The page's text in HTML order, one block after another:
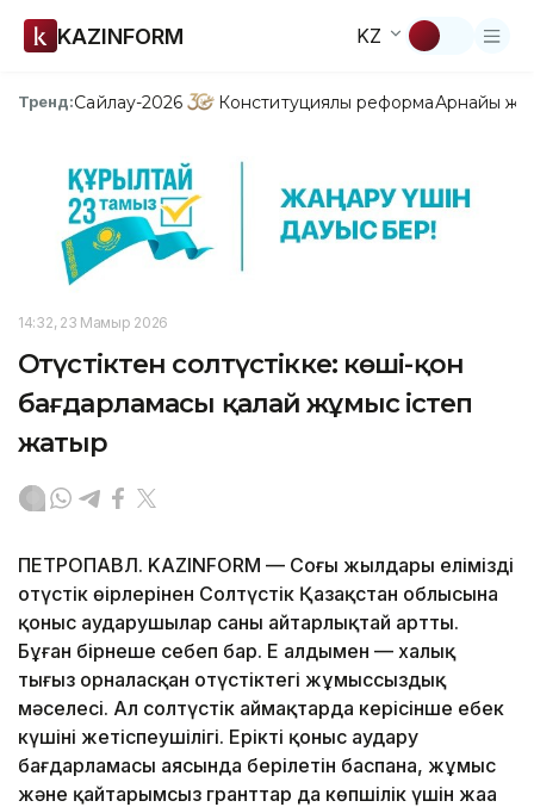
KAZINFORM KZ
Тренд:Сайлау-2026 Конституциялық реформаАрнайы
14:32, 23 Мамыр 2026
Оңтүстіктен солтүстікке: көші-қон
бағдарламасы қалай жұмыс істеп
жатыр
ПЕТРОПАВЛ. KAZINFORM — Соңғы жылдары еліміздің
оңтүстік өңірлерінен Солтүстік Қазақстан облысына
қоныс аударушылар саны айтарлықтай артты.
Бұған бірнеше себеп бар. Ең алдымен — халық
тығыз орналасқан оңтүстіктегі жұмыссыздық
мәселесі. Ал солтүстік аймақтарда керісінше еңбек
күшінің жетіспеушілігі. Ерікті қоныс аудару
бағдарламасы аясында берілетін баспана, жұмыс
және қайтарымсыз гранттар да көпшілік үшін жаңа